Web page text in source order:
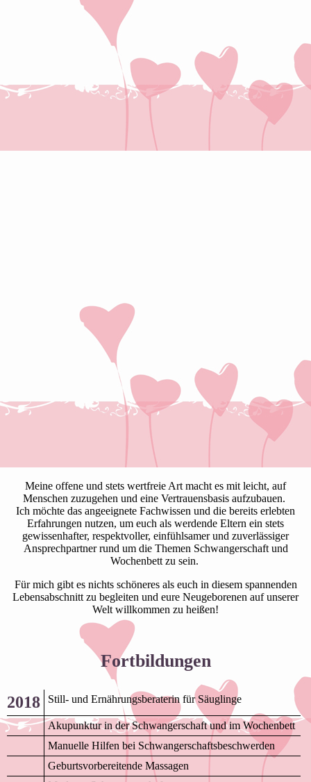
Meine offene und stets wertfreie Art macht es mit leicht, auf
Menschen zuzugehen und eine Vertrauensbasis aufzubauen.
Ich möchte das angeeignete Fachwissen und die bereits erlebten
Erfahrungen nutzen, um euch als werdende Eltern ein stets
gewissenhafter, respektvoller, einfühlsamer und zuverlässiger
Ansprechpartner rund um die Themen Schwangerschaft und
Wochenbett zu sein.
Für mich gibt es nichts schöneres als euch in diesem spannenden
Lebensabschnitt zu begleiten und eure Neugeborenen auf unserer
Welt willkommen zu heißen!
Fortbildungen
2018 Still- und Ernährungsberaterin für Säuglinge
Akupunktur in der Schwangerschaft und im Wochenbett
Manuelle Hilfen bei Schwangerschaftsbeschwerden
Geburtsvorbereitende Massagen